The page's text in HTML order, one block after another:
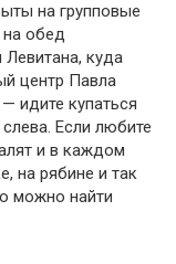
на групповые
на обед
куда
центр Павла
идите купаться
Если любите
и в каждом
на рябине и так
можно найти